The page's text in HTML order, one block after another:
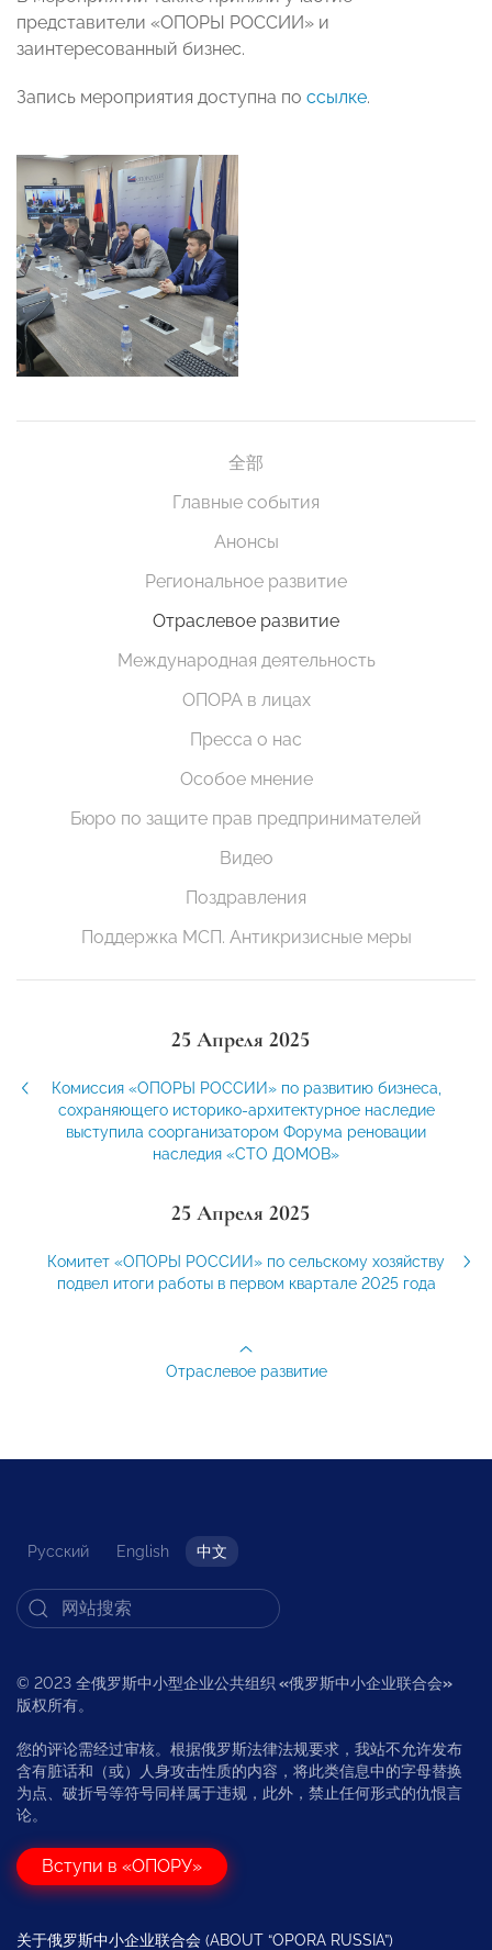
представители «ОПОРЫ РОССИИ» и
заинтересованный бизнес.
Запись мероприятия доступна по ссылке.
全部
Главные события
Анонсы
Региональное развитие
Отраслевое развитие
Международная деятельность
ОПОРА в лицах
Пресса о нас
Особое мнение
Бюро по защите прав предпринимателей
Видео
Поздравления
Поддержка МСП. Антикризисные меры
25 Апреля 2025
Комиссия «ОПОРЫ РОССИИ» по развитию бизнеса,
сохраняющего историко-архитектурное наследие
выступила соорганизатором Форума реновации
наследия «СТО ДОМОВ»
25 Апреля 2025
Комитет «ОПОРЫ РОССИИ» по сельскому хозяйству
подвел итоги работы в первом квартале 2025 года
Отраслевое развитие
Русский English 中文
© 2023 全俄罗斯中小型企业公共组织 «俄罗斯中小企业联合会»
版权所有。
您的评论需经过审核。根据俄罗斯法律法规要求，我站不允许发布
含有脏话和（或）人身攻击性质的内容，将此类信息中的字母替换
为点、破折号等符号同样属于违规，此外，禁止任何形式的仇恨言
论。
Вступи в «ОПОРУ»
关于俄罗斯中小企业联合会 (ABOUT “OPORA RUSSIA”)